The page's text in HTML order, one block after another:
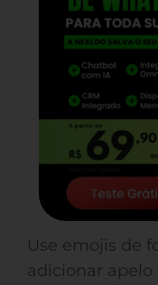
Use emojis de
adicionar apelo